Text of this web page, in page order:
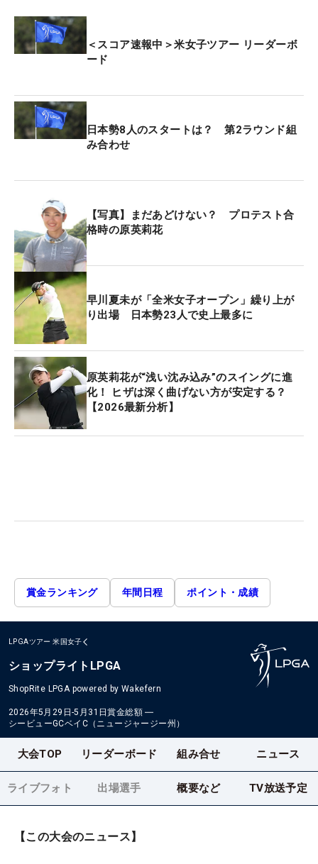
＜スコア速報中＞米女子ツアー リーダーボ
ード
日本勢8人のスタートは？ 第2ラウンド組
み合わせ
【写真】まだあどけない？ プロテスト合
格時の原英莉花
早川夏未が「全米女子オープン」繰り上が
り出場 日本勢23人で史上最多に
原英莉花が“浅い沈み込み”のスイングに進
化！ ヒザは深く曲げない方が安定する？
【2026最新分析】
賞金ランキング 年間日程 ポイント・成績
LPGAツアー 米国女子
ショップライトLPGA
ShopRite LPGA powered by Wakefern
2026年5月29日-5月31日賞金総額 ―
シービューGCベイC（ニュージャージー州）
大会TOP リーダーボード 組み合せ ニュース
ライブフォト 出場選手 概要など TV放送予定
【この大会のニュース】